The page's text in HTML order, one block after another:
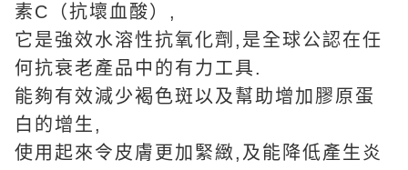
素C（抗壞血酸）,
它是強效水溶性抗氧化劑,是全球公認在任
何抗衰老產品中的有力工具.
能夠有效減少褐色斑以及幫助增加膠原蛋
白的增生,
使用起來令皮膚更加緊緻,及能降低產生炎